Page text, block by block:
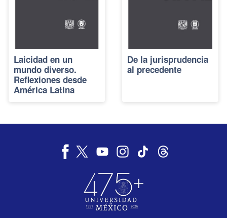
Laicidad en un
mundo diverso.
Reflexiones desde
América Latina
De la jurisprudencia
al precedente